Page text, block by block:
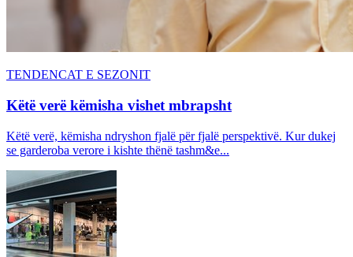
TENDENCAT E SEZONIT
Këtë verë këmisha vishet mbrapsht
Këtë verë, këmisha ndryshon fjalë për fjalë perspektivë. Kur dukej
se garderoba verore i kishte thënë tashm&e...